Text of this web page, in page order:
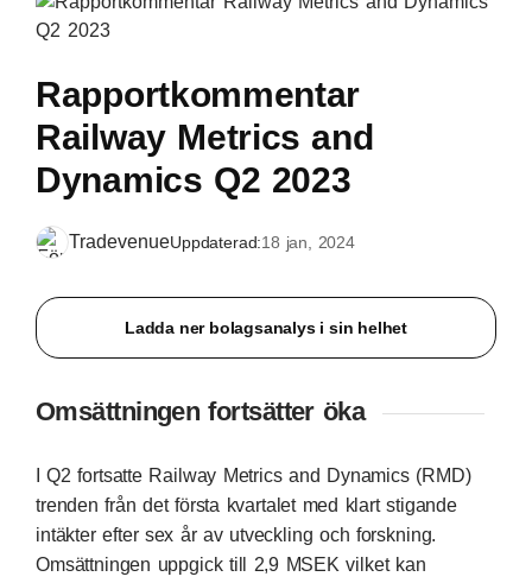
Rapportkommentar
Railway Metrics and
Dynamics Q2 2023
TradevenueUppdaterad:18 jan, 2024
Ladda ner bolagsanalys i sin helhet
Omsättningen fortsätter öka
I Q2 fortsatte Railway Metrics and Dynamics (RMD)
trenden från det första kvartalet med klart stigande
intäkter efter sex år av utveckling och forskning.
Omsättningen uppgick till 2,9 MSEK vilket kan